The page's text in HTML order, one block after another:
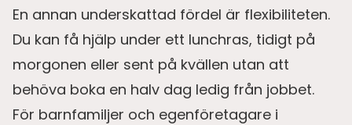
En annan underskattad fördel är flexibiliteten.
Du kan få hjälp under ett lunchras, tidigt på
morgonen eller sent på kvällen utan att
behöva boka en halv dag ledig från jobbet.
För barnfamiljer och egenföretagare i